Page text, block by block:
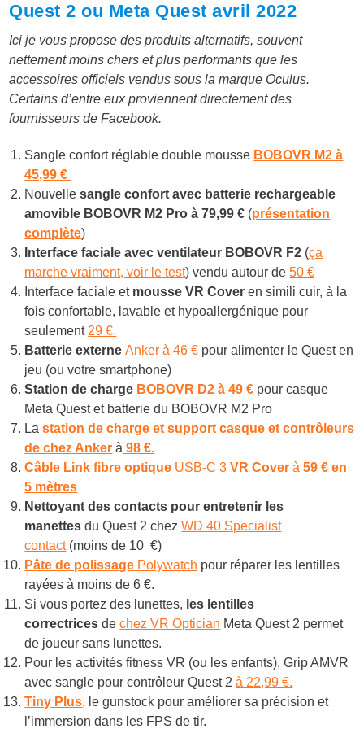
Quest 2 ou Meta Quest avril 2022
Ici je vous propose des produits alternatifs, souvent
nettement moins chers et plus performants que les
accessoires officiels vendus sous la marque Oculus.
Certains d’entre eux proviennent directement des
fournisseurs de Facebook.
Sangle confort réglable double mousse BOBOVR M2 à
45,99 €
Nouvellesangle confort avec batterie rechargeable
amovible BOBOVR M2 Pro à79,99 € (présentation
complète)
Interface faciale avec ventilateur BOBOVR F2 (ça
marche vraiment, voir le test) vendu autour de50 €
Interface faciale et mousse VR Cover en simili cuir, à la
fois confortable, lavable et hypoallergénique pour
seulement 29 €.
Batterie externe Anker à 46 € pour alimenter le Quest en
jeu (ou votre smartphone)
Station de charge BOBOVR D2 à 49 € pour casque
Meta Quest et batterie du BOBOVR M2 Pro
Lastation de charge et support casque et contrôleurs
de chez Anker à 98 €.
Câble Linkfibre optique USB-C 3VR Cover à59 € en
5 mètres
Nettoyant des contacts pour entretenir les
manettes du Quest 2 chezWD 40 Specialist
contact(moins de 10 €)
Pâte de polissage Polywatch pour réparer les lentilles
rayées à moins de 6 €.
Si vous portez des lunettes, les lentilles
correctrices dechez VR Optician Meta Quest 2 permet
de joueur sans lunettes.
Pour les activités fitness VR (ou les enfants), Grip AMVR
avec sangle pour contrôleur Quest 2à 22,99 €.
Tiny Plus, le gunstock pour améliorer sa précision et
l’immersion dans les FPS de tir.